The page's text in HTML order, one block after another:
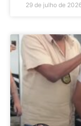
29 de julho de